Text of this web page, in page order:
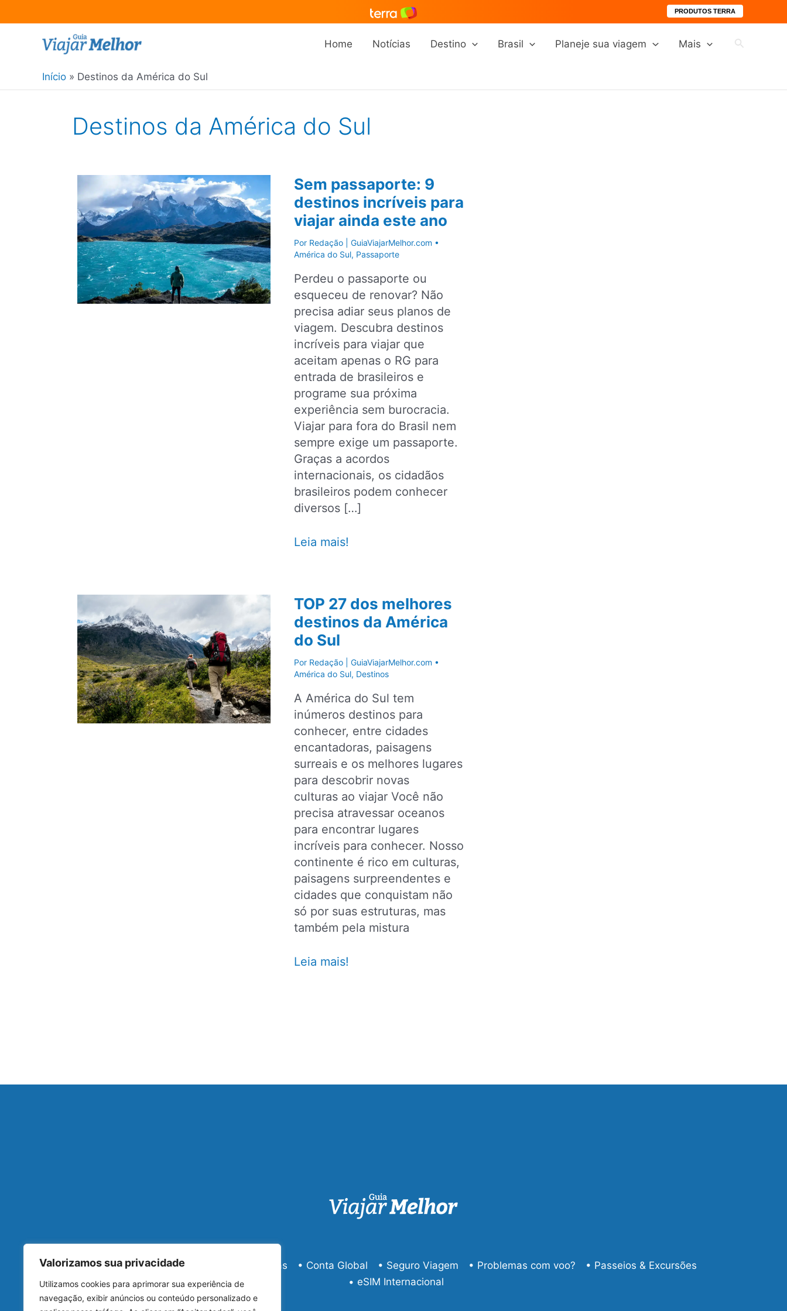
Valorizamos sua privacidade
Utilizamos cookies para aprimorar sua experiência de
navegação, exibir anúncios ou conteúdo personalizado e
PRODUTOS TERRA
conteúdo
Home Notícias Destino Brasil Planeje sua viagem Mais Pesquisar
Início Destinos da América do Sul
Destinos da América do Sul
Sem passaporte: 9
destinos incríveis para
viajar ainda este ano
Por Redação | GuiaViajarMelhor.com •
América do Sul, Passaporte
Perdeu o passaporte ou
esqueceu de renovar? Não
precisa adiar seus planos de
viagem. Descubra destinos
incríveis para viajar que
aceitam apenas o RG para
entrada de brasileiros e
programe sua próxima
experiência sem burocracia.
Viajar para fora do Brasil nem
sempre exige um passaporte.
Graças a acordos
internacionais, os cidadãos
brasileiros podem conhecer
diversos […]
Sem
incríveis
para
viajar
ainda
este
Leia mais!
TOP 27 dos melhores
destinos da América
do Sul
Por Redação | GuiaViajarMelhor.com •
América do Sul, Destinos
A América do Sul tem
inúmeros destinos para
conhecer, entre cidades
encantadoras, paisagens
surreais e os melhores lugares
para descobrir novas
culturas ao viajar Você não
precisa atravessar oceanos
para encontrar lugares
incríveis para conhecer. Nosso
continente é rico em culturas,
paisagens surpreendentes e
cidades que conquistam não
só por suas estruturas, mas
também pela mistura
TOP
Leia mais!
• Reserva de Hotéis • Passagens Aéreas • Conta Global • Seguro Viagem • Problemas com voo?
• Passeios & Excursões
• eSIM Internacional